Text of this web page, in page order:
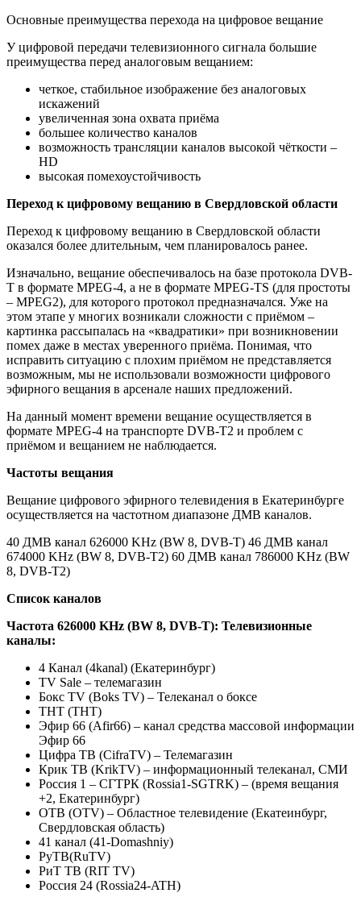
Основные преимущества перехода на цифровое вещание
У цифровой передачи телевизионного сигнала большие
преимущества перед аналоговым вещанием:
четкое, стабильное изображение без аналоговых
искажений
увеличенная зона охвата приёма
большее количество каналов
возможность трансляции каналов высокой чёткости –
HD
высокая помехоустойчивость
Переход к цифровому вещанию в Свердловской области
Переход к цифровому вещанию в Свердловской области
оказался более длительным, чем планировалось ранее.
Изначально, вещание обеспечивалось на базе протокола DVB-
T в формате MPEG-4, а не в формате MPEG-TS (для простоты
– MPEG2), для которого протокол предназначался. Уже на
этом этапе у многих возникали сложности с приёмом –
картинка рассыпалась на «квадратики» при возникновении
помех даже в местах уверенного приёма. Понимая, что
исправить ситуацию с плохим приёмом не представляется
возможным, мы не использовали возможности цифрового
эфирного вещания в арсенале наших предложений.
На данный момент времени вещание осуществляется в
формате MPEG-4 на транспорте DVB-T2 и проблем с
приёмом и вещанием не наблюдается.
Частоты вещания
Вещание цифрового эфирного телевидения в Екатеринбурге
осуществляется на частотном диапазоне ДМВ каналов.
40 ДМВ канал 626000 KHz (BW 8, DVB-T) 46 ДМВ канал
674000 KHz (BW 8, DVB-T2) 60 ДМВ канал 786000 KHz (BW
8, DVB-T2)
Список каналов
Частота 626000 KHz (BW 8, DVB-T): Телевизионные
каналы:
4 Канал (4kanal) (Екатеринбург)
TV Sale – телемагазин
Бокс TV (Boks TV) – Телеканал о боксе
ТНТ (THT)
Эфир 66 (Afir66) – канал средства массовой информации
Эфир 66
Цифра ТВ (CifraTV) – Телемагазин
Крик ТВ (KrikTV) – информационный телеканал, СМИ
Россия 1 – СГТРК (Rossia1-SGTRK) – (время вещания
+2, Екатеринбург)
ОТВ (OTV) – Областное телевидение (Екатеинбург,
Свердловская область)
41 канал (41-Domashniy)
РуТВ(RuTV)
РиТ ТВ (RIT TV)
Россия 24 (Rossia24-ATH)